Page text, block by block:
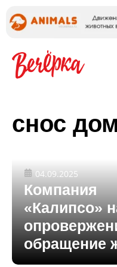
снос
04.09.2025
Компания
«Калипсо»
обращение